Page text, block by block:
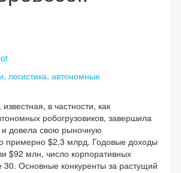
, логистика, автономные
в частности, как
робогрузовиков, завершила
довела свою рыночную
примерно $2,3 млрд. Годовые доходы
$92 млн, число корпоративных
30. Основные конкуренты за растущий